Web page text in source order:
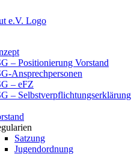
– Positionierung Vorstand
Ansprechpersonen
– eFZ
– Selbstverpflichtungserklärung
Satzung
Jugendordnung